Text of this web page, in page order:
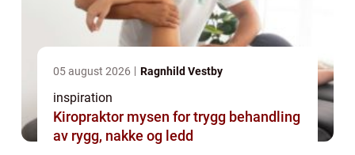
05 august 2026 Ragnhild Vestby
inspiration
Kiropraktor mysen for trygg behandling
av rygg, nakke og ledd